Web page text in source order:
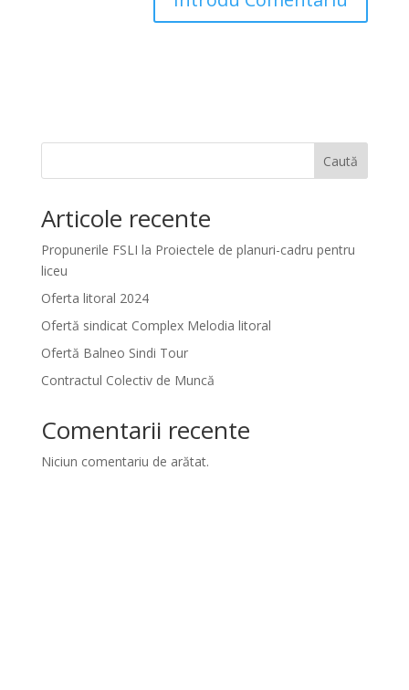
Caută
Articole recente
Propunerile FSLI la Proiectele de planuri-cadru pentru
liceu
Oferta litoral 2024
Ofertă sindicat Complex Melodia litoral
Ofertă Balneo Sindi Tour
Contractul Colectiv de Muncă
Comentarii recente
Niciun comentariu de arătat.